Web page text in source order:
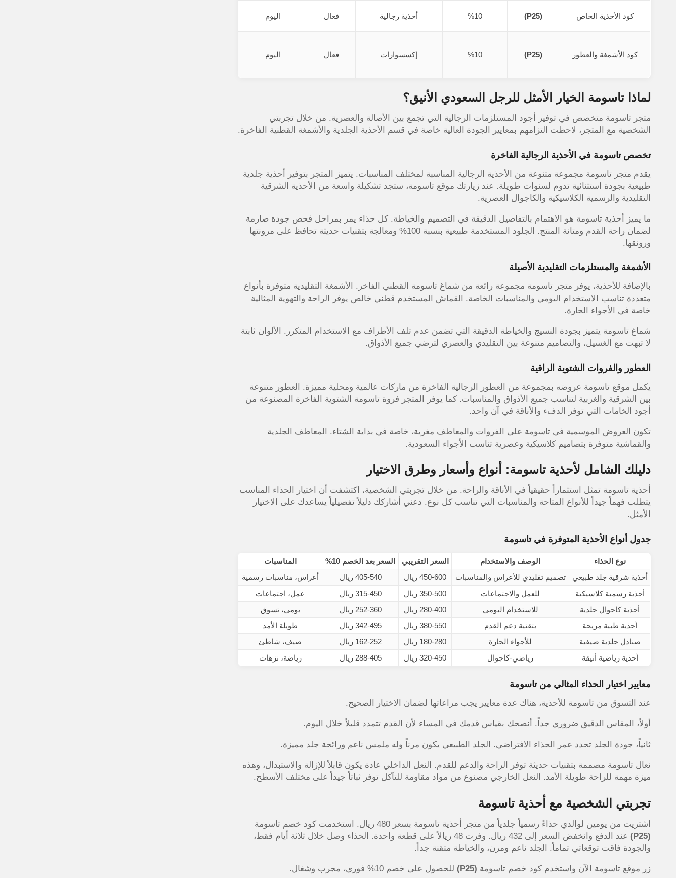
كود الأحذية الخاص (P25)
%10 أحذية رجالية فعال اليوم
كود الأشمغة والعطور (P25)
%10 إكسسوارات فعال اليوم
لماذا تاسومة الخيار الأمثل للرجل السعودي الأنيق؟
متجر تاسومة متخصص في توفير أجود المستلزمات الرجالية التي تجمع بين الأصالة والعصرية. من خلال تجربتي
الشخصية مع المتجر، لاحظت التزامهم بمعايير الجودة العالية خاصة في قسم الأحذية الجلدية والأشمغة القطنية الفاخرة.
تخصص تاسومة في الأحذية الرجالية الفاخرة
يقدم متجر تاسومة مجموعة متنوعة من الأحذية الرجالية المناسبة لمختلف المناسبات. يتميز المتجر بتوفير أحذية جلدية
طبيعية بجودة استثنائية تدوم لسنوات طويلة. عند زيارتك موقع تاسومة، ستجد تشكيلة واسعة من الأحذية الشرقية
التقليدية والرسمية الكلاسيكية والكاجوال العصرية.
ما يميز أحذية تاسومة هو الاهتمام بالتفاصيل الدقيقة في التصميم والخياطة. كل حذاء يمر بمراحل فحص جودة صارمة
لضمان راحة القدم ومتانة المنتج. الجلود المستخدمة طبيعية بنسبة 100% ومعالجة بتقنيات حديثة تحافظ على مرونتها
ورونقها.
الأشمغة والمستلزمات التقليدية الأصيلة
بالإضافة للأحذية، يوفر متجر تاسومة مجموعة رائعة من شماغ تاسومة القطني الفاخر. الأشمغة التقليدية متوفرة بأنواع
متعددة تناسب الاستخدام اليومي والمناسبات الخاصة. القماش المستخدم قطني خالص يوفر الراحة والتهوية المثالية
خاصة في الأجواء الحارة.
شماغ تاسومة يتميز بجودة النسيج والخياطة الدقيقة التي تضمن عدم تلف الأطراف مع الاستخدام المتكرر. الألوان ثابتة
لا تبهت مع الغسيل، والتصاميم متنوعة بين التقليدي والعصري لترضي جميع الأذواق.
العطور والفروات الشتوية الراقية
يكمل موقع تاسومة عروضه بمجموعة من العطور الرجالية الفاخرة من ماركات عالمية ومحلية مميزة. العطور متنوعة
بين الشرقية والغربية لتناسب جميع الأذواق والمناسبات. كما يوفر المتجر فروة تاسومة الشتوية الفاخرة المصنوعة من
أجود الخامات التي توفر الدفء والأناقة في آن واحد.
تكون العروض الموسمية في تاسومة على الفروات والمعاطف مغرية، خاصة في بداية الشتاء. المعاطف الجلدية
والقماشية متوفرة بتصاميم كلاسيكية وعصرية تناسب الأجواء السعودية.
دليلك الشامل لأحذية تاسومة: أنواع وأسعار وطرق الاختيار
أحذية تاسومة تمثل استثماراً حقيقياً في الأناقة والراحة. من خلال تجربتي الشخصية، اكتشفت أن اختيار الحذاء المناسب
يتطلب فهماً جيداً للأنواع المتاحة والمناسبات التي تناسب كل نوع. دعني أشاركك دليلاً تفصيلياً يساعدك على الاختيار
الأمثل.
جدول أنواع الأحذية المتوفرة في تاسومة
نوع الحذاء الوصف والاستخدام السعر التقريبي السعر بعد الخصم 10%
المناسبات
أحذية شرقية جلد طبيعي
تصميم تقليدي للأعراس والمناسبات 450-600 ريال 405-540 ريال
أعراس، مناسبات رسمية
أحذية رسمية كلاسيكية
للعمل والاجتماعات 350-500 ريال 315-450 ريال
عمل، اجتماعات
أحذية كاجوال جلدية
للاستخدام اليومي 280-400 ريال 252-360 ريال
يومي، تسوق
أحذية طبية مريحة
بتقنية دعم القدم 380-550 ريال 342-495 ريال
طويلة الأمد
صنادل جلدية صيفية
للأجواء الحارة 180-280 ريال 162-252 ريال
صيف، شاطئ
أحذية رياضية أنيقة
رياضي-كاجوال 320-450 ريال 288-405 ريال رياضة، نزهات
معايير اختيار الحذاء المثالي من تاسومة
عند التسوق من تاسومة للأحذية، هناك عدة معايير يجب مراعاتها لضمان الاختيار الصحيح.
أولاً، المقاس الدقيق ضروري جداً. أنصحك بقياس قدمك في المساء لأن القدم تتمدد قليلاً خلال اليوم.
ثانياً، جودة الجلد تحدد عمر الحذاء الافتراضي. الجلد الطبيعي يكون مرناً وله ملمس ناعم ورائحة جلد مميزة.
نعال تاسومة مصممة بتقنيات حديثة توفر الراحة والدعم للقدم. النعل الداخلي عادة يكون قابلاً للإزالة والاستبدال، وهذه
ميزة مهمة للراحة طويلة الأمد. النعل الخارجي مصنوع من مواد مقاومة للتآكل توفر ثباتاً جيداً على مختلف الأسطح.
تجربتي الشخصية مع أحذية تاسومة
اشتريت من يومين لوالدي حذاءً رسمياً جلدياً من متجر أحذية تاسومة بسعر 480 ريال. استخدمت كود خصم تاسومة
(P25)
عند الدفع وانخفض السعر إلى 432 ريال. وفرت 48 ريالاً على قطعة واحدة. الحذاء وصل خلال ثلاثة أيام فقط،
والجودة فاقت توقعاتي تماماً. الجلد ناعم ومرن، والخياطة متقنة جداً.
زر موقع تاسومة الآن واستخدم كود خصم تاسومة (P25) للحصول على خصم 10% فوري، مجرب وشغال.